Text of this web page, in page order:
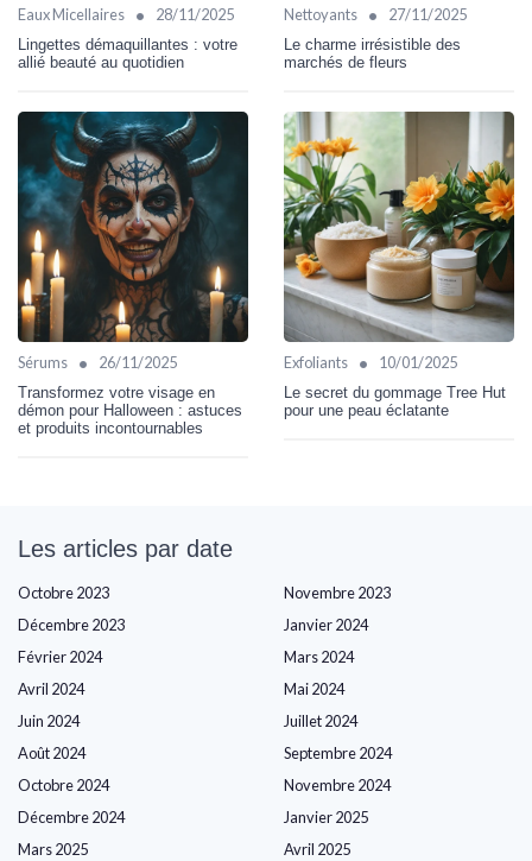
Eaux Micellaires • 28/11/2025
Lingettes démaquillantes : votre
allié beauté au quotidien
Nettoyants • 27/11/2025
Le charme irrésistible des
marchés de fleurs
Sérums • 26/11/2025
Transformez votre visage en
démon pour Halloween : astuces
et produits incontournables
Exfoliants • 10/01/2025
Le secret du gommage Tree Hut
pour une peau éclatante
Les articles par date
Octobre 2023
Novembre 2023
Décembre 2023
Janvier 2024
Février 2024
Mars 2024
Avril 2024
Mai 2024
Juin 2024
Juillet 2024
Août 2024
Septembre 2024
Octobre 2024
Novembre 2024
Décembre 2024
Janvier 2025
Mars 2025
Avril 2025